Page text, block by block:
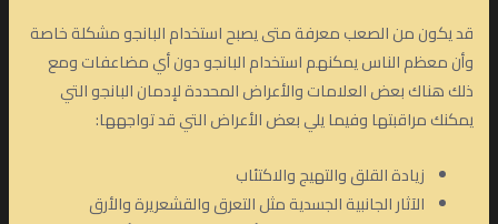
قد يكون من الصعب معرفة متى يصبح استخدام البانجو مشكلة خاصة
وأن معظم الناس يمكنهم استخدام البانجو دون أي مضاعفات ومع
ذلك هناك بعض العلامات والأعراض المحددة لإدمان البانجو التي
يمكنك مراقبتها وفيما يلي بعض الأعراض التي قد تواجهها:
زيادة القلق والتهيج والاكتئاب
الآثار الجانبية الجسدية مثل التعرق والقشعريرة والأرق